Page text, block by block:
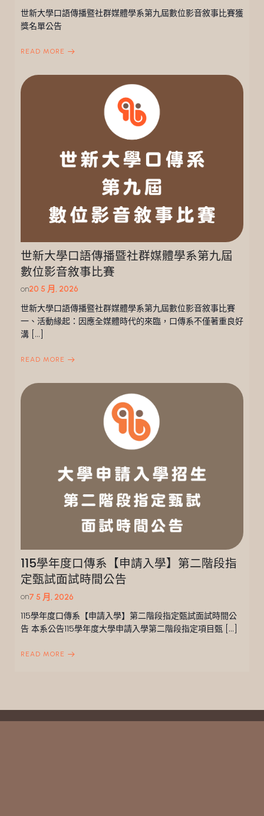
世新大學口語傳播暨社群媒體學系第九屆數位影音敘事比賽獲
獎名單公告
READ MORE
世新大學口語傳播暨社群媒體學系第九屆
數位影音敘事比賽
on20 5 月, 2026
世新大學口語傳播暨社群媒體學系第九屆數位影音敘事比賽
一、活動緣起：因應全媒體時代的來臨，口傳系不僅著重良好
溝 […]
READ MORE
115學年度口傳系【申請入學】第二階段指
定甄試面試時間公告
on7 5 月, 2026
115學年度口傳系【申請入學】第二階段指定甄試面試時間公
告 本系公告115學年度大學申請入學第二階段指定項目甄 […]
READ MORE